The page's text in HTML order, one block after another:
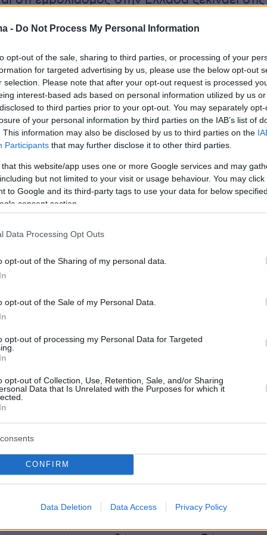
- Do Not Process My Personal Information
opt-out of the sale, sharing to third parties, or processing of your
for targeted advertising by us, please use the below opt-out
selection. Please note that after your opt-out request is processed
interest-based ads based on personal information utilized by us
to third parties prior to your opt-out. You may separately
of your personal information by third parties on the IAB’s list of
This information may also be disclosed by us to third parties on the
Participants that may further disclose it to other third parties.
that this website/app uses one or more Google services and may
but not limited to your visit or usage behaviour. You may
to Google and its third-party tags to use your data for below
consent section.
Data Processing Opt Outs
opt-out of the Sharing of my personal data.
opt-out of the Sale of my Personal Data.
opt-out of processing my Personal Data for Targeted
opt-out of Collection, Use, Retention, Sale, and/or Sharing
Data that Is Unrelated with the Purposes for which it
CONFIRM
Data Deletion Data Access Privacy Policy
Μία ημερομηνία κατά την οποία
ο πρωθυπουργός, Κυριάκος Μητσοτάκης
την Δευτέρα κατά την συνάντηση που
πρόεδρο της Δημοκρατίας, Αικατερίνη
έγινε γνωστό, στις 26 Δεκεμβρίου
να παραλάβει τις πρώτες, 9.000 δόσεις
προγραμματίζεται, έως το τέλος
να έχουμε παραλάβει 429.000 δόσεις και έως
1.265.550 δόσεις.
ραντεβού
και τα απαραίτητα «κανάλια
Έτσι, σύμφωνα με το σκέλος που έχει
υπουργείο Ψηφιακής Διακυβέρνησης τα
στην άυλη συνταγογράφηση θα λάβουν
κινητό τους τηλέφωνο με την ημερομηνία και
ραντεβού. Η εγγραφή στην άυλη
γίνεται ήδη στοehealth.gov.grμε τους
Taxisnet και τον ΑΜΚΑ.